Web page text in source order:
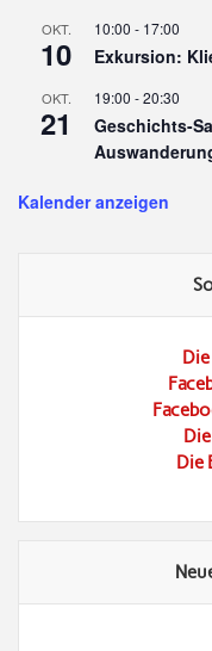
OKT.
10
10:00 - 17:00
Exkursion:
OKT.
21
19:00 -20:30
Geschichts-
Kalender anzeigen
Die